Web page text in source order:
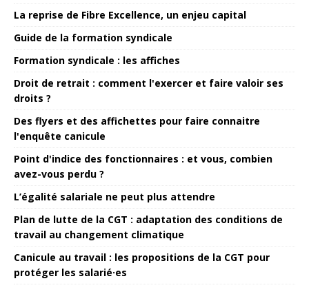
La reprise de Fibre Excellence, un enjeu capital
Guide de la formation syndicale
Formation syndicale : les affiches
Droit de retrait : comment l'exercer et faire valoir ses
droits ?
Des flyers et des affichettes pour faire connaitre
l'enquête canicule
Point d'indice des fonctionnaires : et vous, combien
avez-vous perdu ?
L’égalité salariale ne peut plus attendre
Plan de lutte de la CGT : adaptation des conditions de
travail au changement climatique
Canicule au travail : les propositions de la CGT pour
protéger les salarié·es